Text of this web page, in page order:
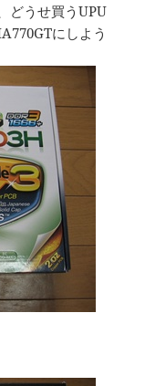
どうせ買うUPU
にしよう